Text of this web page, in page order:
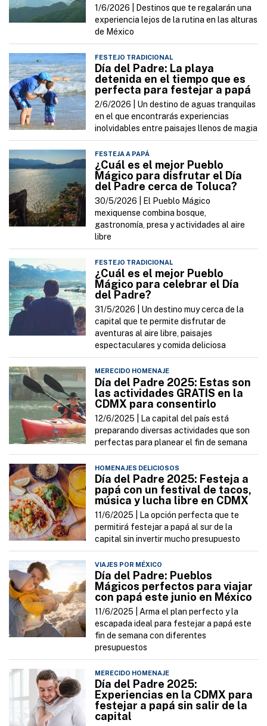
1/6/2026 |
Destinos que te regalarán una
experiencia lejos de la rutina en las alturas
de México
FESTEJO TRADICIONAL
Día del Padre: La playa
detenida en el tiempo que es
perfecta para festejar a papá
2/6/2026 | Un destino de aguas tranquilas
en el que encontrarás experiencias
inolvidables entre paisajes llenos de magia
FESTEJA A PAPÁ
¿Cuál es el mejor Pueblo
Mágico para disfrutar el Día
del Padre cerca de Toluca?
30/5/2026 |
El Pueblo Mágico
mexiquense combina bosque,
gastronomía, presa y actividades al aire
libre
FESTEJO TRADICIONAL
¿Cuál es el mejor Pueblo
Mágico para celebrar el Día
del Padre?
31/5/2026 | Un destino muy cerca de la
capital que te permite disfrutar de
aventuras al aire libre, paisajes
espectaculares y comida deliciosa
MERECIDO HOMENAJE
Día del Padre 2025: Estas son
las actividades GRATIS en la
CDMX para consentirlo
12/6/2025 |
La capital del país está
preparando diversas actividades que son
perfectas para planear el fin de semana
HOMENAJES DELICIOSOS
Día del Padre 2025: Festeja a
papá con un festival de tacos,
música y lucha libre en CDMX
11/6/2025 |
La opción perfecta que te
permitirá festejar a papá al sur de la
capital sin invertir mucho presupuesto
VIAJES POR MÉXICO
Día del Padre: Pueblos
Mágicos perfectos para viajar
con papá este junio en México
11/6/2025 | Arma el plan perfecto y la
escapada ideal para festejar a papá este
fin de semana con diferentes
presupuestos
MERECIDO HOMENAJE
Día del Padre 2025:
Experiencias en la CDMX para
festejar a papá sin salir de la
capital